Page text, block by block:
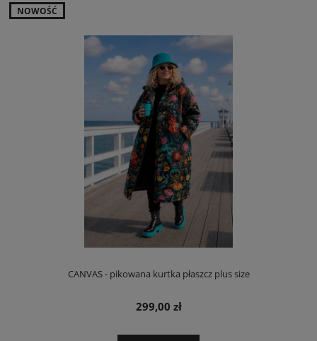
CANVAS - pikowana kurtka płaszcz plus size
299,00 zł
NOWOŚĆ